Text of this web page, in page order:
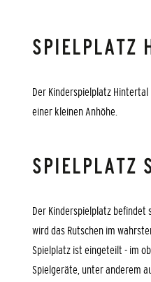
SPIELPLATZ
Der Kinderspielplatz
einer kleinen Anhöhe.
SPIELPLATZ
Der Kinderspielplatz befindet
wird das Rutschen im
Spielplatz ist eingeteilt - im
Spielgeräte, unter anderem